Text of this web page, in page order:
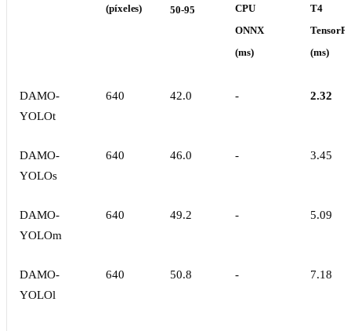
(píxeles)
50-95
CPU
ONNX
(ms)
T4
(ms)
DAMO-
YOLOt
640 42.0 - 2.32
DAMO-
YOLOs
640 46.0 - 3.45
DAMO-
YOLOm
640 49.2 - 5.09
DAMO-
YOLOl
640 50.8 - 7.18